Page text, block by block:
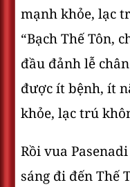
mạnh khỏe, lạc
“Bạch Thế Tôn,
đầu đảnh lễ
được ít bệnh, ít
khỏe, lạc trú
Rồi vua
sáng đi đến Thế